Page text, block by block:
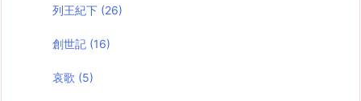
列王紀下 (26)
創世記 (16)
哀歌 (5)